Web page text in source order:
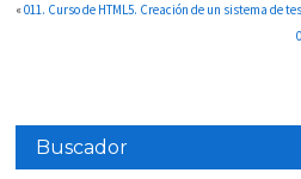
«011. Curso de HTML5. Creación de un sistema de
Buscador